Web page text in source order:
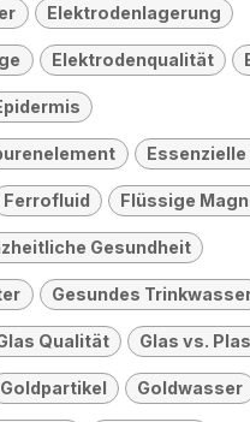
Elektrodenlagerung
Elektrodenqualität
Ferrofluid Flüssige
Gesundheit
Gesundes
Qualität Glas vs.
Goldpartikel Goldwasser